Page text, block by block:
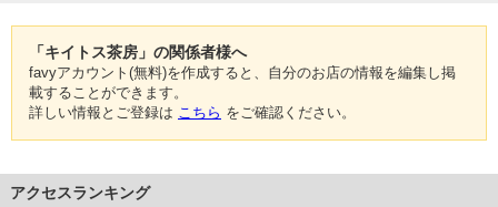
「キイトス茶房」の関係者様へ
favyアカウント(無料)を作成すると、自分のお店の情報を編集し掲
載することができます。
詳しい情報とご登録は こちら をご確認ください。
アクセスランキング